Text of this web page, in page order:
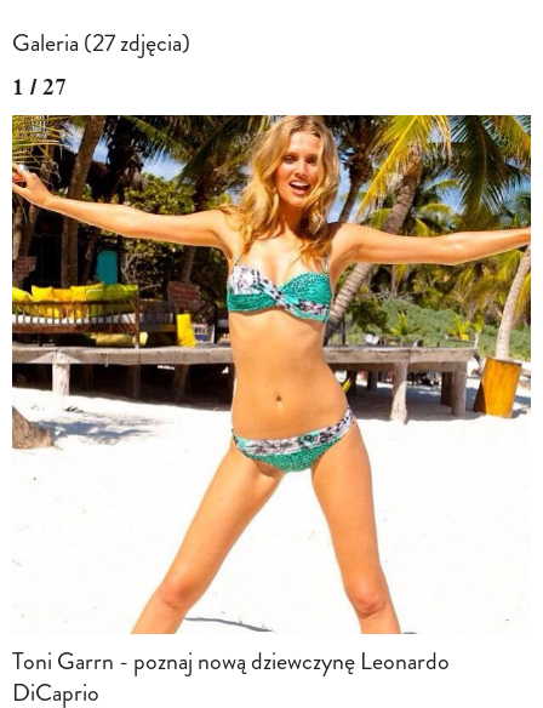
Galeria (27 zdjęcia)
1 / 27
Toni Garrn - poznaj nową dziewczynę Leonardo
DiCaprio